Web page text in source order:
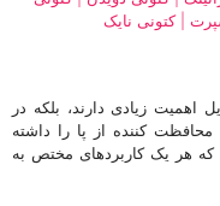
زیادی دارند، بلکه در
کننده از پا را داشته
که هر یک کاربردهای مختص به